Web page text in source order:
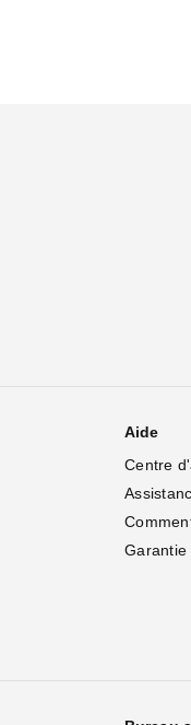
Aide
Centre
Garantie